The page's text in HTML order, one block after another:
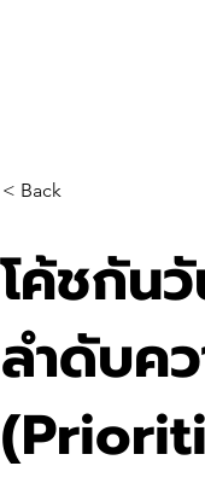
< Back
โค้ชกัน
ลำดับค